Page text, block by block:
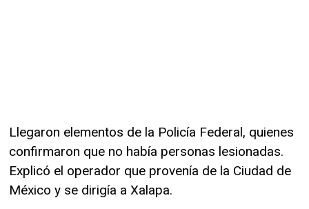
Llegaron elementos de la Policía Federal, quienes
confirmaron que no había personas lesionadas.
Explicó el operador que provenía de la Ciudad de
México y se dirigía a Xalapa.